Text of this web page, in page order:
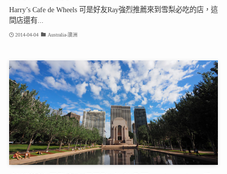
Harry’s Cafe de Wheels 可是好友Ray強烈推薦來到雪梨必吃的店，這
間店還有...
2014-04-04 Australia-澳洲